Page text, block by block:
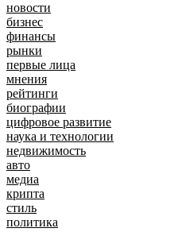
новости
бизнес
финансы
рынки
первые лица
мнения
рейтинги
биографии
цифровое развитие
наука и технологии
недвижимость
авто
медиа
крипта
стиль
политика